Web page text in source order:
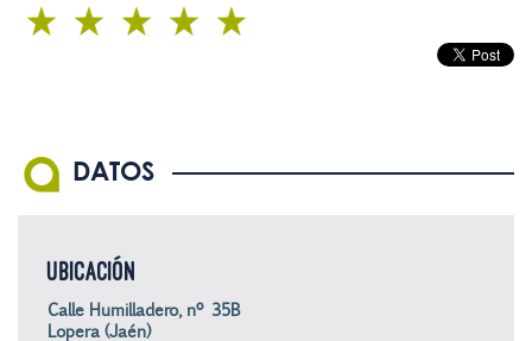
DATOS
UBICACIÓN
Calle Humilladero, nº 35B
Lopera (Jaén)